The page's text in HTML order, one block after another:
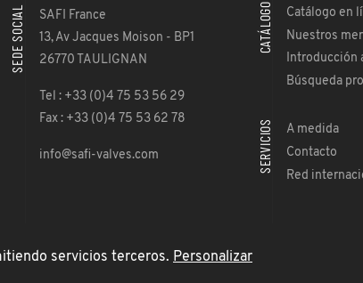
SEDE SOCIAL
SAFI France
13, Av Jacques Moison - BP1
26770 TAULIGNAN
Tel : +33 (0)4 75 53 56 29
Fax : +33 (0)4 75 53 62 78
info@safi-valves.com
CATÁLOGO
Catálogo en
Nuestros
Introducción
Búsqueda
SERVICIOS
A medida
Contacto
Red
servicios terceros. Personalizar